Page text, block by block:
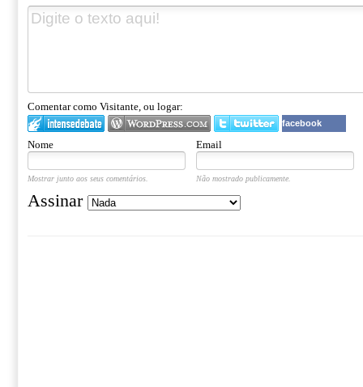
Comentar como Visitante, ou logar:
facebook
Nome Email
Mostrar junto aos seus comentários. Não mostrado publicamente.
Assinar